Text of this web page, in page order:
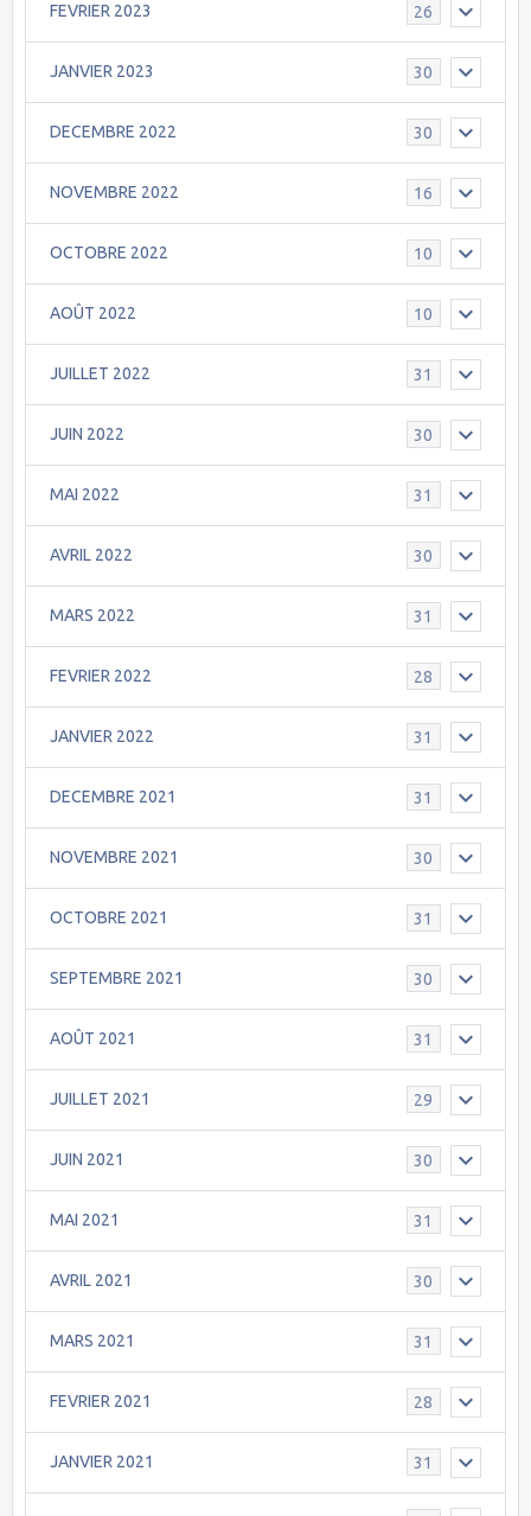
FEVRIER 2023 26
JANVIER 2023 30
DECEMBRE 2022 30
NOVEMBRE 2022 16
OCTOBRE 2022 10
AOÛT 2022 10
JUILLET 2022 31
JUIN 2022 30
MAI 2022 31
AVRIL 2022 30
MARS 2022 31
FEVRIER 2022 28
JANVIER 2022 31
DECEMBRE 2021 31
NOVEMBRE 2021 30
OCTOBRE 2021 31
SEPTEMBRE 2021 30
AOÛT 2021 31
JUILLET 2021 29
JUIN 2021 30
MAI 2021 31
AVRIL 2021 30
MARS 2021 31
FEVRIER 2021 28
JANVIER 2021 31